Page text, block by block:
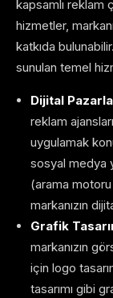
kapsamlı reklam
hizmetler,
katkıda
sunulan temel
Dijital
reklam
uygulamak
sosyal medya
(arama
markanızın
Grafik
markanızın
için logo
tasarımı gibi